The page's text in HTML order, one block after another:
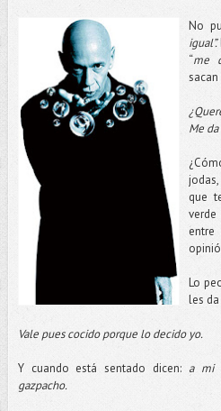
No
igual”.
“me
Me
jodas,
que
entre
Lo
les
Vale pues cocido porque lo decido yo.
Y cuando está sentado dicen: a mi
gazpacho.